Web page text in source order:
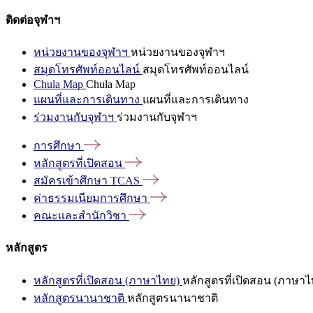
ติดต่อจุฬาฯ
หน่วยงานของจุฬาฯ หน่วยงานของจุฬาฯ
สมุดโทรศัพท์ออนไลน์ สมุดโทรศัพท์ออนไลน์
Chula Map Chula Map
แผนที่และการเดินทาง แผนที่และการเดินทาง
ร่วมงานกับจุฬาฯ ร่วมงานกับจุฬาฯ
การศึกษา
หลักสูตรที่เปิดสอน
สมัครเข้าศึกษา TCAS
ค่าธรรมเนียมการศึกษา
คณะและสำนักวิชา
หลักสูตร
หลักสูตรที่เปิดสอน (ภาษาไทย) หลักสูตรที่เปิดสอน (ภาษาไ
หลักสูตรนานาชาติ หลักสูตรนานาชาติ